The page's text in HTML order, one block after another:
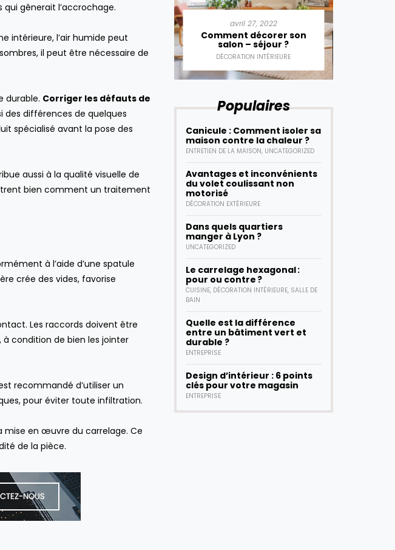
gênerait l’accrochage.
intérieure, l’air humide peut
il peut être nécessaire de
durable. Corriger les défauts de
des différences de quelques
spécialisé avant la pose des
aussi à la qualité visuelle de
bien comment un traitement
à l’aide d’une spatule
crée des vides, favorise
Les raccords doivent être
à condition de bien les jointer
recommandé d’utiliser un
pour éviter toute infiltration.
mise en œuvre du carrelage. Ce
de la pièce.
novembre 14, 2022
productivité des employés
?
ENTREPRISE
avril 27, 2022
Comment décorer son
salon – séjour ?
DÉCORATION INTÉRIEURE
Populaires
Canicule : Comment isoler sa
maison contre la chaleur ?
ENTRETIEN DE LA MAISON, UNCATEGORIZED
Avantages et inconvénients
du volet coulissant non
motorisé
DÉCORATION EXTÉRIEURE
Dans quels quartiers
manger à Lyon ?
UNCATEGORIZED
Le carrelage hexagonal :
pour ou contre ?
CUISINE, DÉCORATION INTÉRIEURE, SALLE DE
BAIN
Quelle est la différence
entre un bâtiment vert et
durable ?
ENTREPRISE
Design d’intérieur : 6 points
clés pour votre magasin
ENTREPRISE